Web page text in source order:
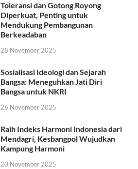
Toleransi dan Gotong Royong
Diperkuat, Penting untuk
Mendukung Pembangunan
Berkeadaban
28 November 2025
Sosialisasi Ideologi dan Sejarah
Bangsa: Meneguhkan Jati Diri
Bangsa untuk NKRI
26 November 2025
Raih Indeks Harmoni Indonesia dari
Mendagri, Kesbangpol Wujudkan
Kampung Harmoni
20 November 2025